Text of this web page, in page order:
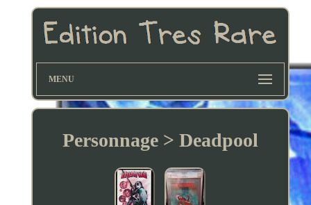
MENU
Personnage > Deadpool